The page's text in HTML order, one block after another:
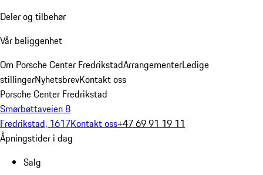
Deler og tilbehør
Vår beliggenhet
Om Porsche Center FredrikstadArrangementerLedige
stillingerNyhetsbrevKontakt oss
Porsche Center Fredrikstad
Smørbøttaveien 8
Fredrikstad, 1617Kontakt oss+47 69 91 19 11
Åpningstider i dag
Salg